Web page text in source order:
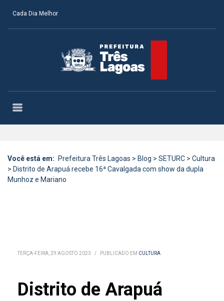
Cada Dia Melhor
Você está em: Prefeitura Três Lagoas > Blog > SETURC > Cultura
> Distrito de Arapuá recebe 16ª Cavalgada com show da dupla
Munhoz e Mariano
TERÇA-FEIRA, 29 AGOSTO 2023 / PUBLICADO EM CULTURA
Distrito de Arapuá